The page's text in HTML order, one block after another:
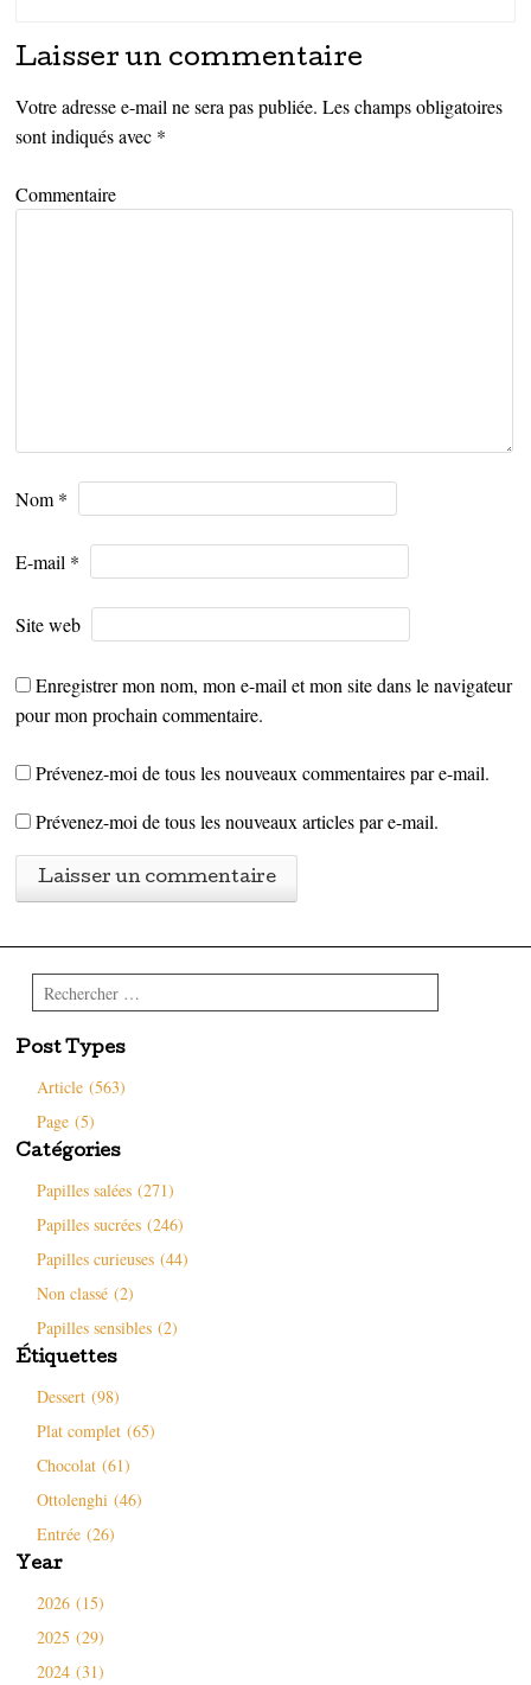
Laisser un commentaire
Votre adresse e-mail ne sera pas publiée. Les champs obligatoires
sont indiqués avec *
Commentaire
Nom *
E-mail *
Site web
Enregistrer mon nom, mon e-mail et mon site dans le navigateur
pour mon prochain commentaire.
Prévenez-moi de tous les nouveaux commentaires par e-mail.
Prévenez-moi de tous les nouveaux articles par e-mail.
Rechercher
Post Types
Article (563)
Page (5)
Catégories
Papilles salées (271)
Papilles sucrées (246)
Papilles curieuses (44)
Non classé (2)
Papilles sensibles (2)
Étiquettes
Dessert (98)
Plat complet (65)
Chocolat (61)
Ottolenghi (46)
Entrée (26)
Year
2026 (15)
2025 (29)
2024 (31)